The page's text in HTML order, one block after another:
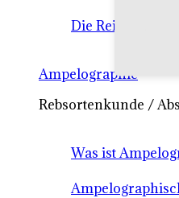
Die Reise in
Ampelographie
Rebsortenkunde /
Was ist